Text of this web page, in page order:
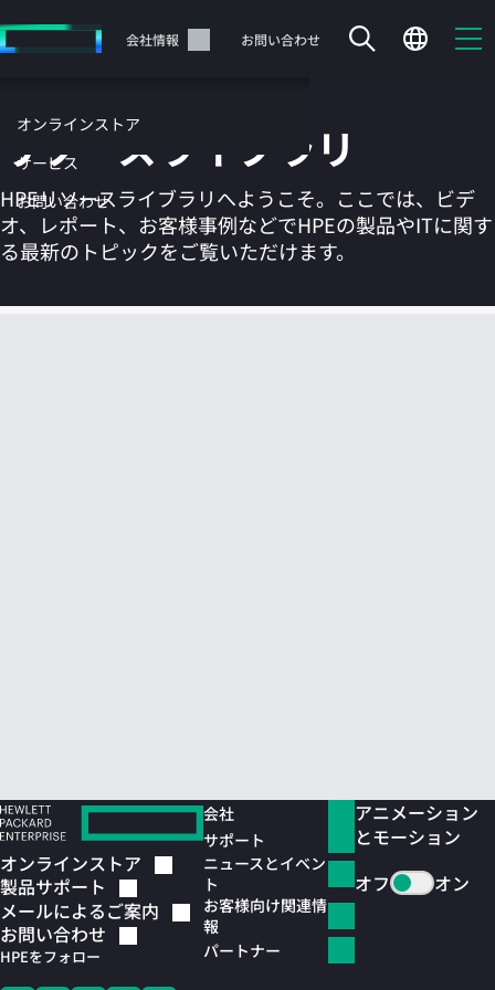
イ
テ
ツ
に
ス
ッ
会社情報 お問い合わせ
オンラインストア
サービス
お問い合わせ
カートは空です
リソースライブラリ
HPEリソースライブラリへようこそ。ここでは、ビデ
オ、レポート、お客様事例などでHPEの製品やITに関す
る最新のトピックをご覧いただけます。
オンラインストア
製品サポート
メールによるご案内
お問い合わせ
HPEをフォロー
会社
サポート
ニュースとイベン
ト
お客様向け関連情
報
パートナー
アニメーション
とモーション
オフ
オン